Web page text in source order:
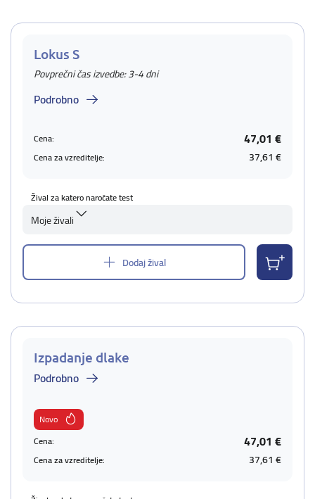
Lokus S
Povprečni čas izvedbe: 3-4 dni
Podrobno
Cena: 47,01 €
Cena za vzreditelje: 37,61 €
Žival za katero naročate test
Moje živali
Dodaj žival
Izpadanje dlake
Podrobno
Novo
Cena:
47,01 €
Cena za vzreditelje: 37,61 €